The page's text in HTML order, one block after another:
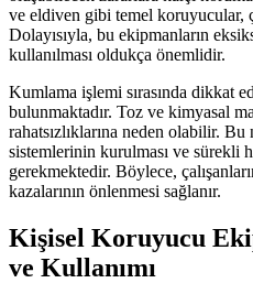
ve eldiven gibi temel koruyucular,
Dolayısıyla, bu ekipmanların
kullanılması oldukça önemlidir.
Kumlama işlemi sırasında dikkat
bulunmaktadır. Toz ve kimyasal
rahatsızlıklarına neden olabilir.
sistemlerinin kurulması ve sürekli
gerekmektedir. Böylece,
kazalarının önlenmesi sağlanır.
Kişisel Koruyucu
ve Kullanımı